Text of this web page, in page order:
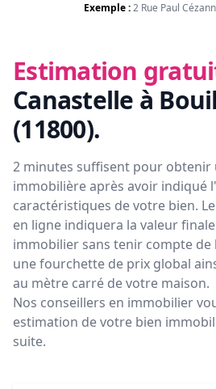
Exemple :2 Rue Paul
Estimation
Canastelle à
(11800).
2 minutes suffisent pour obtenir
immobilière après avoir indiqué
caractéristiques de votre bien.
en ligne indiquera la valeur
immobilier sans tenir compte de
une fourchette de prix global
au mètre carré de votre maison.
Nos conseillers en immobilier
estimation de votre bien
suite.